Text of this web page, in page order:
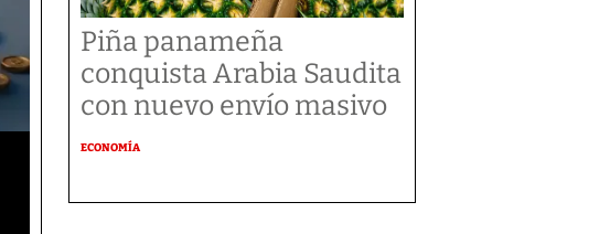
Piña panameña
conquista Arabia Saudita
con nuevo envío masivo
ECONOMÍA